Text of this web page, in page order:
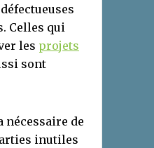
Celles qui
les projets
sont
nécessaire de
inutiles